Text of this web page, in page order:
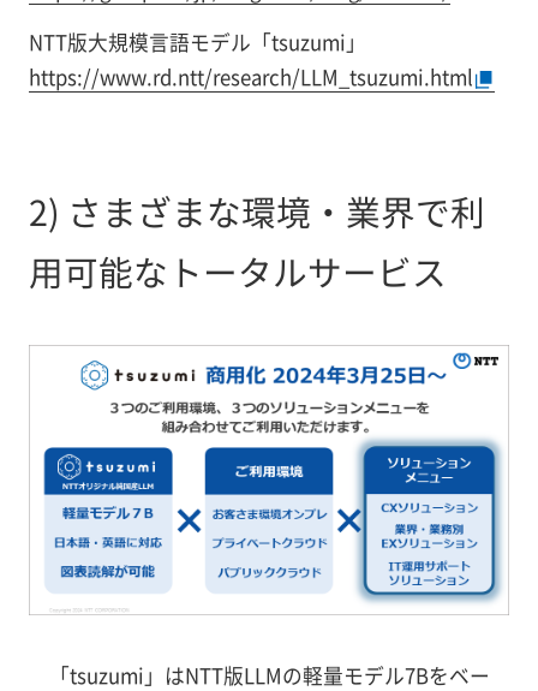
NTT版大規模言語モデル「tsuzumi」
https://www.rd.ntt/research/LLM_tsuzumi.html
2) さまざまな環境・業界で利
用可能なトータルサービス
「tsuzumi」はNTT版LLMの軽量モデル7Bをベー